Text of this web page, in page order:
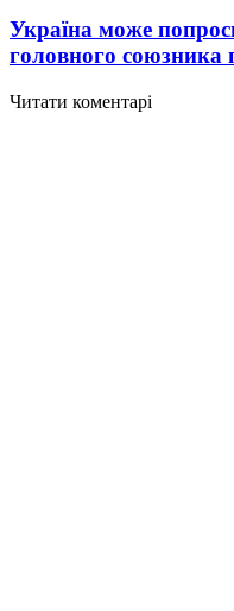
Україна може
головного
Читати коментарі